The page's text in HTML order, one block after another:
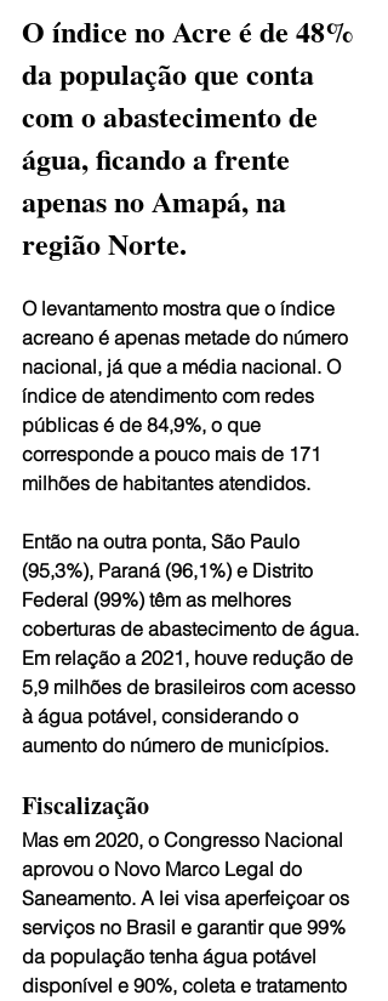
O índice no Acre é de 48%
da população que conta
com o abastecimento de
água, ficando a frente
apenas no Amapá, na
região Norte.
O levantamento mostra que o índice
acreano é apenas metade do número
nacional, já que a média nacional. O
índice de atendimento com redes
públicas é de 84,9%, o que
corresponde a pouco mais de 171
milhões de habitantes atendidos.
Então na outra ponta, São Paulo
(95,3%), Paraná (96,1%) e Distrito
Federal (99%) têm as melhores
coberturas de abastecimento de água.
Em relação a 2021, houve redução de
5,9 milhões de brasileiros com acesso
à água potável, considerando o
aumento do número de municípios.
Fiscalização
Mas em 2020, o Congresso Nacional
aprovou o Novo Marco Legal do
Saneamento. A lei visa aperfeiçoar os
serviços no Brasil e garantir que 99%
da população tenha água potável
disponível e 90%, coleta e tratamento